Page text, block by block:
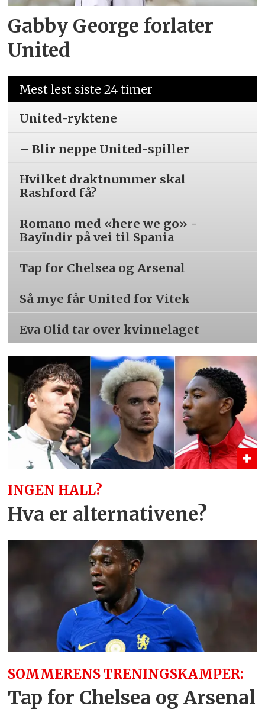
Gabby George forlater
United
Mest lest siste 24 timer
United-ryktene
– Blir neppe United-spiller
Hvilket draktnummer skal
Rashford få?
Romano med «here we go» -
Bayïndir på vei til Spania
Tap for Chelsea og Arsenal
Så mye får United for Vitek
Eva Olid tar over kvinnelaget
INGEN HALL?
Hva er alternativene?
SOMMERENS TRENINGSKAMPER:
Tap for Chelsea og Arsenal